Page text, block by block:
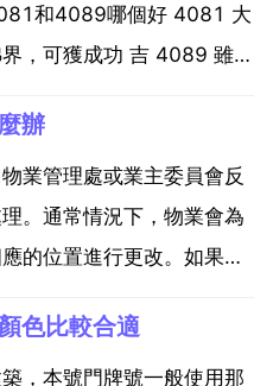
和4089哪個好 4081 大
，可獲成功 吉 4089 雖抱
用太刻意了，不管是哪個
不喜歡...
辦
業管理處或業主委員會反
。通常情況下，物業會為
的位置進行更改。如果物
報。例如，您可以向當地
理 城市規劃部門等相關部
色比較合適
，本號門牌號一般使用那